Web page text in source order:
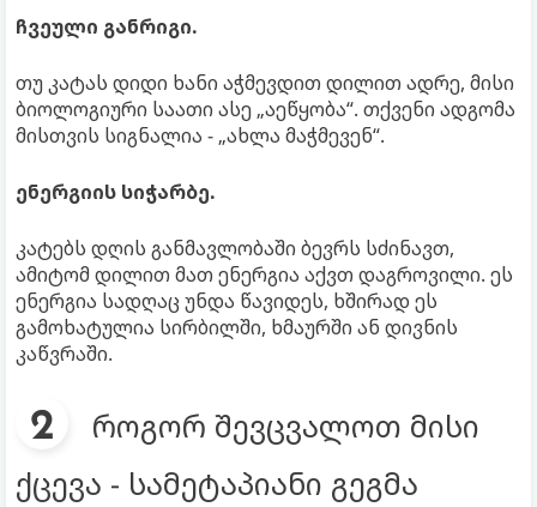
ჩვეული განრიგი.
თუ კატას დიდი ხანი აჭმევდით დილით ადრე, მისი
ბიოლოგიური საათი ასე „აეწყობა“. თქვენი ადგომა
მისთვის სიგნალია - „ახლა მაჭმევენ“.
ენერგიის სიჭარბე.
კატებს დღის განმავლობაში ბევრს სძინავთ,
ამიტომ დილით მათ ენერგია აქვთ დაგროვილი. ეს
ენერგია სადღაც უნდა წავიდეს, ხშირად ეს
გამოხატულია სირბილში, ხმაურში ან დივნის
კაწვრაში.
როგორ შევცვალოთ მისი
ქცევა - სამეტაპიანი გეგმა